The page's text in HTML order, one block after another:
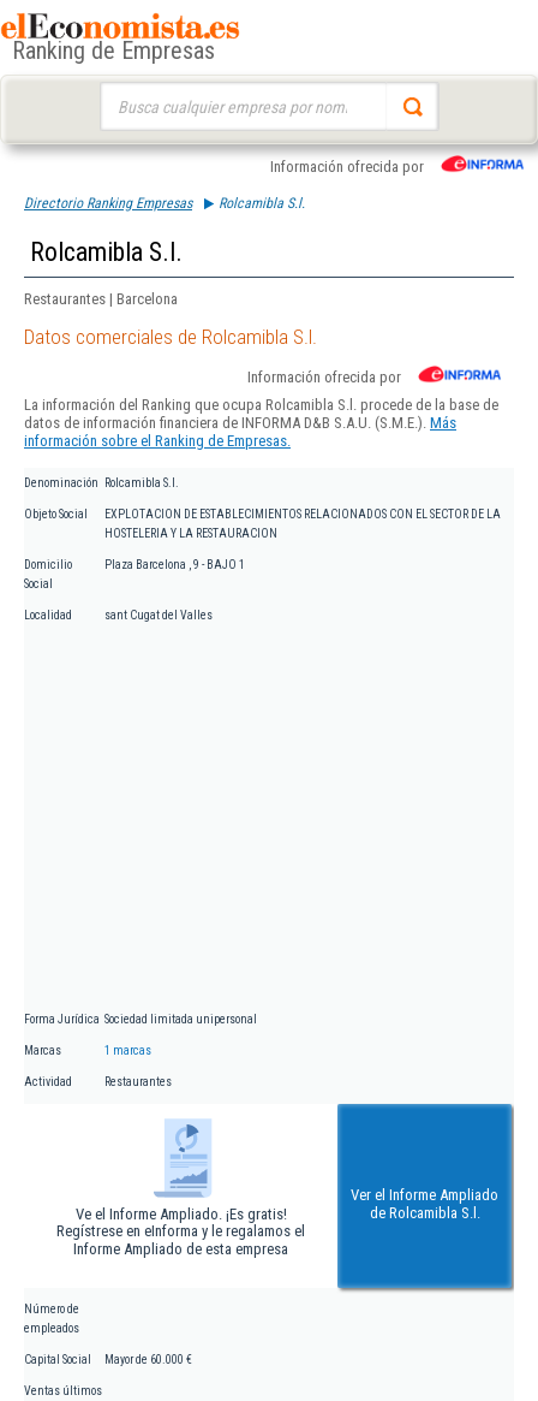
Ranking de Empresas
Información ofrecida por
Directorio Ranking Empresas Rolcamibla S.l.
Rolcamibla S.l.
Restaurantes | Barcelona
Datos comerciales de Rolcamibla S.l.
Información ofrecida por
La información del Ranking que ocupa Rolcamibla S.l. procede de la base de
datos de información financiera de INFORMA D&B S.A.U. (S.M.E.). Más
información sobre el Ranking de Empresas.
Denominación Rolcamibla S.l.
Objeto Social
EXPLOTACION DE ESTABLECIMIENTOS RELACIONADOS CON EL SECTOR DE LA
HOSTELERIA Y LA RESTAURACION
Domicilio
Social
Plaza Barcelona , 9 - BAJO 1
Localidad sant Cugat del Valles
Forma Jurídica Sociedad limitada unipersonal
Marcas 1 marcas
Actividad Restaurantes
Ve el Informe Ampliado. ¡Es gratis!
Regístrese en eInforma y le regalamos el
Informe Ampliado de esta empresa
Ver el Informe Ampliado
de Rolcamibla S.l.
Número de
empleados
Capital Social Mayor de 60.000 €
Ventas últimos